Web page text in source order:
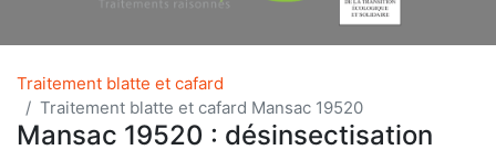
Traitement blatte et cafard
Traitement blatte et cafard Mansac 19520
Mansac 19520 : désinsectisation